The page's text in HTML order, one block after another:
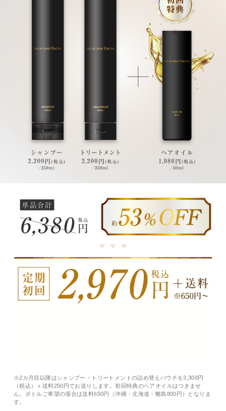
※2カ月目以降はシャンプー・トリートメントの詰め替えパウチを3,300円
（税込）＋送料250円でお送りします。初回特典のヘアオイルはつきませ
ん。ボトルご希望の場合は送料650円（沖縄・北海道・離島800円）となりま
す。